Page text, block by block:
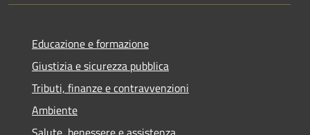
Educazione e formazione
Giustizia e sicurezza pubblica
Tributi, finanze e contravvenzioni
Ambiente